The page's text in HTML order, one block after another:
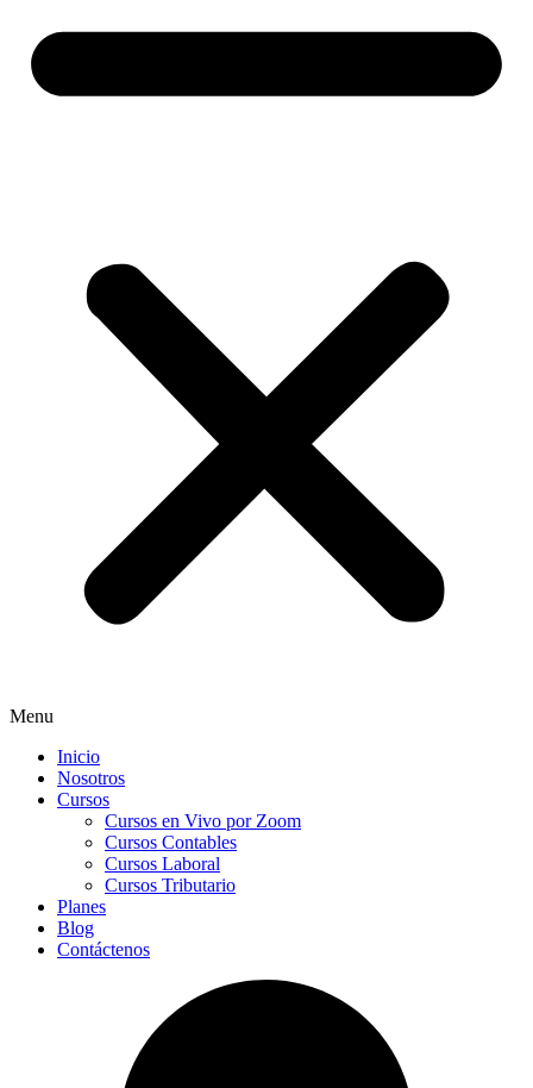
Menu
Inicio
Nosotros
Cursos
Cursos en Vivo por Zoom
Cursos Contables
Cursos Laboral
Cursos Tributario
Planes
Blog
Contáctenos